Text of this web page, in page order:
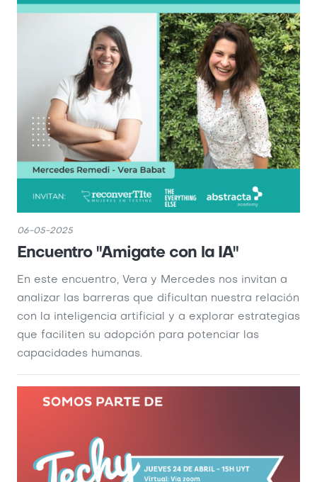
06-05-2025
Encuentro "Amigate con la IA"
En este encuentro, Vera y Mercedes nos invitan a
analizar las barreras que dificultan nuestra relación
con la inteligencia artificial y a explorar estrategias
que faciliten su adopción para potenciar las
capacidades humanas.